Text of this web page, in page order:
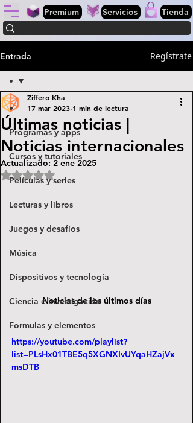
Premium Servicios Tienda
Entrada Regístrate
•
Programas y apps
Cursos y tutoriales
Películas y series
Lecturas y libros
Juegos y desafíos
Música
Dispositivos y tecnología
Ciencia e investigación
Formulas y elementos
•
Últimas noticias |
Noticias internacionales
Ziffero Kha
17 mar 2023 1 min de lectura
Actualizado:2 ene 2025
Obtuvo NaN de 5 estrellas.
Noticias de los últimos días
https://youtube.com/playlist?
list=PLsHx01TBE5q5XGNXIvUYqaHZajVx
msDTB